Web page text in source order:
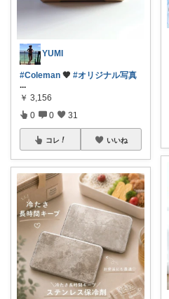
YUMI
#Coleman 🤎 #オリジナル写真
...
￥ 3,156
0 0 31
コレ いいね